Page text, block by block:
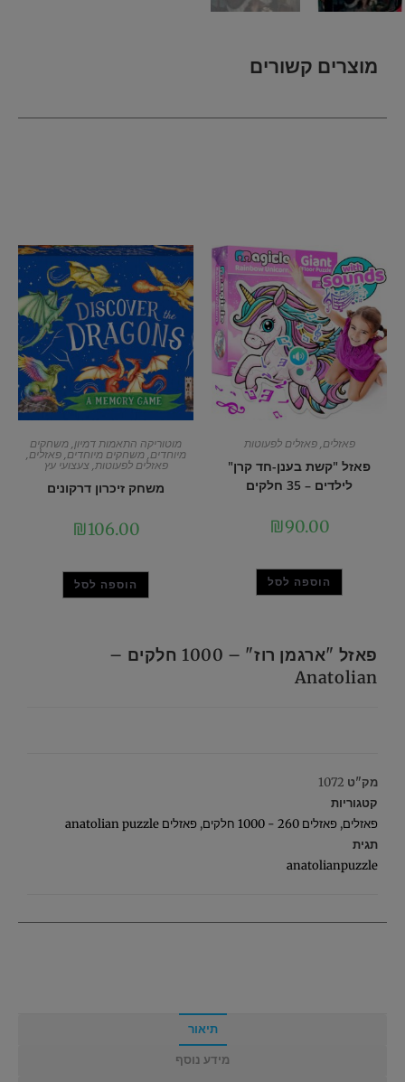
פאזל "ארגמן רוז" – 1000 חלקים –
Anatolian
מק"ט 1072
קטגוריות
פאזלים, פאזלים 260 - 1000 חלקים , פאזלים anatolian puzzle
תגית
anatolianpuzzle
תיאור
מידע נוסף
מוצרים קשורים
פאזלים,פאזלים לפעוטות
פאזל "קשת בענן-חד קרן"
לילדים – 35 חלקים
₪90.00
הוספה לסל
מוטוריקה התאמות דמיון,משחקים
מיוחדים,משחקים מיוחדים,פאזלים,
פאזלים לפעוטות,צעצועי עץ
משחק זיכרון דרקונים
₪106.00
הוספה לסל